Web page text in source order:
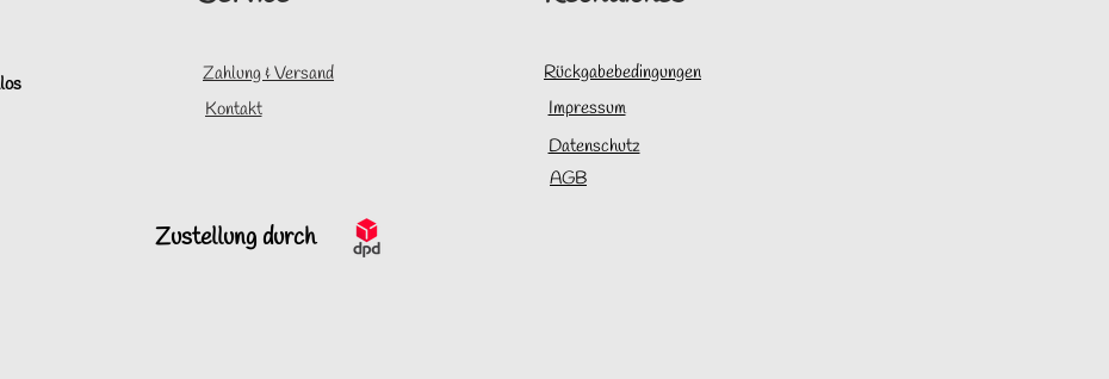
Zahlung & Versand
Kontakt
Rückgabebedingungen
Impressum
Datenschutz
AGB
Zustellung durch